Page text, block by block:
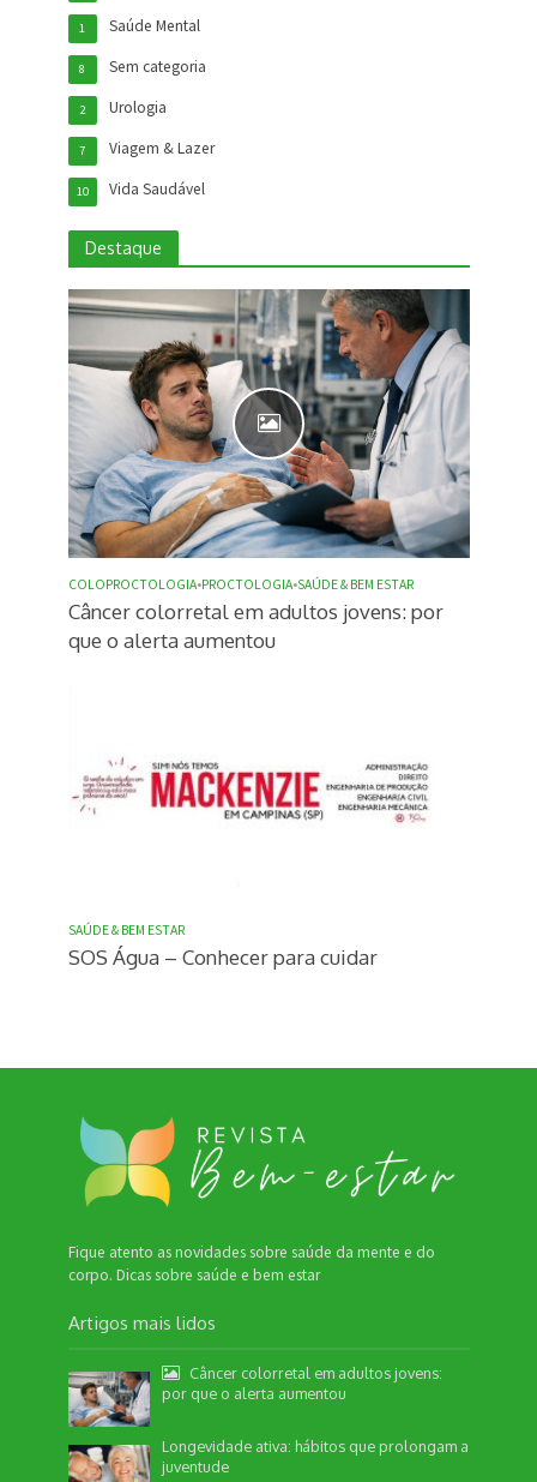
Saúde Mental
1
Sem categoria
8
Urologia
2
Viagem & Lazer
7
Vida Saudável
10
Destaque
COLOPROCTOLOGIA•PROCTOLOGIA•SAÚDE & BEM ESTAR
Câncer colorretal em adultos jovens: por
que o alerta aumentou
SAÚDE & BEM ESTAR
SOS Água – Conhecer para cuidar
Fique atento as novidades sobre saúde da mente e do
corpo. Dicas sobre saúde e bem estar
Artigos mais lidos
Câncer colorretal em adultos jovens:
por que o alerta aumentou
Longevidade ativa: hábitos que prolongam a
juventude